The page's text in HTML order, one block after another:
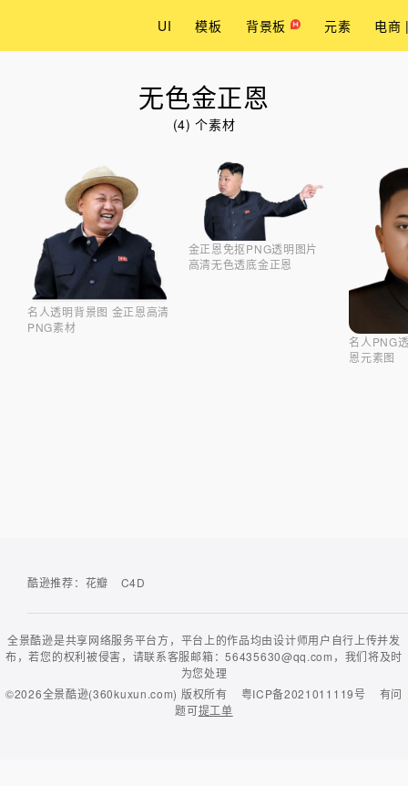
UI 模板 背景板 元素 电商
无色金正恩
(4) 个素材
名人透明背景图 金正恩高清
PNG素材
金正恩免抠PNG透明图片
高清无色透底金正恩
名人PNG
恩元素图
酷逊推荐： 花瓣 C4D
全景酷逊是共享网络服务平台方，平台上的作品均由设计师用户自行上传并发
布，若您的权利被侵害，请联系客服邮箱：56435630@qq.com，我们将及时
为您处理
©2026全景酷逊(360kuxun.com) 版权所有 粤ICP备2021011119号
有问
题可提工单